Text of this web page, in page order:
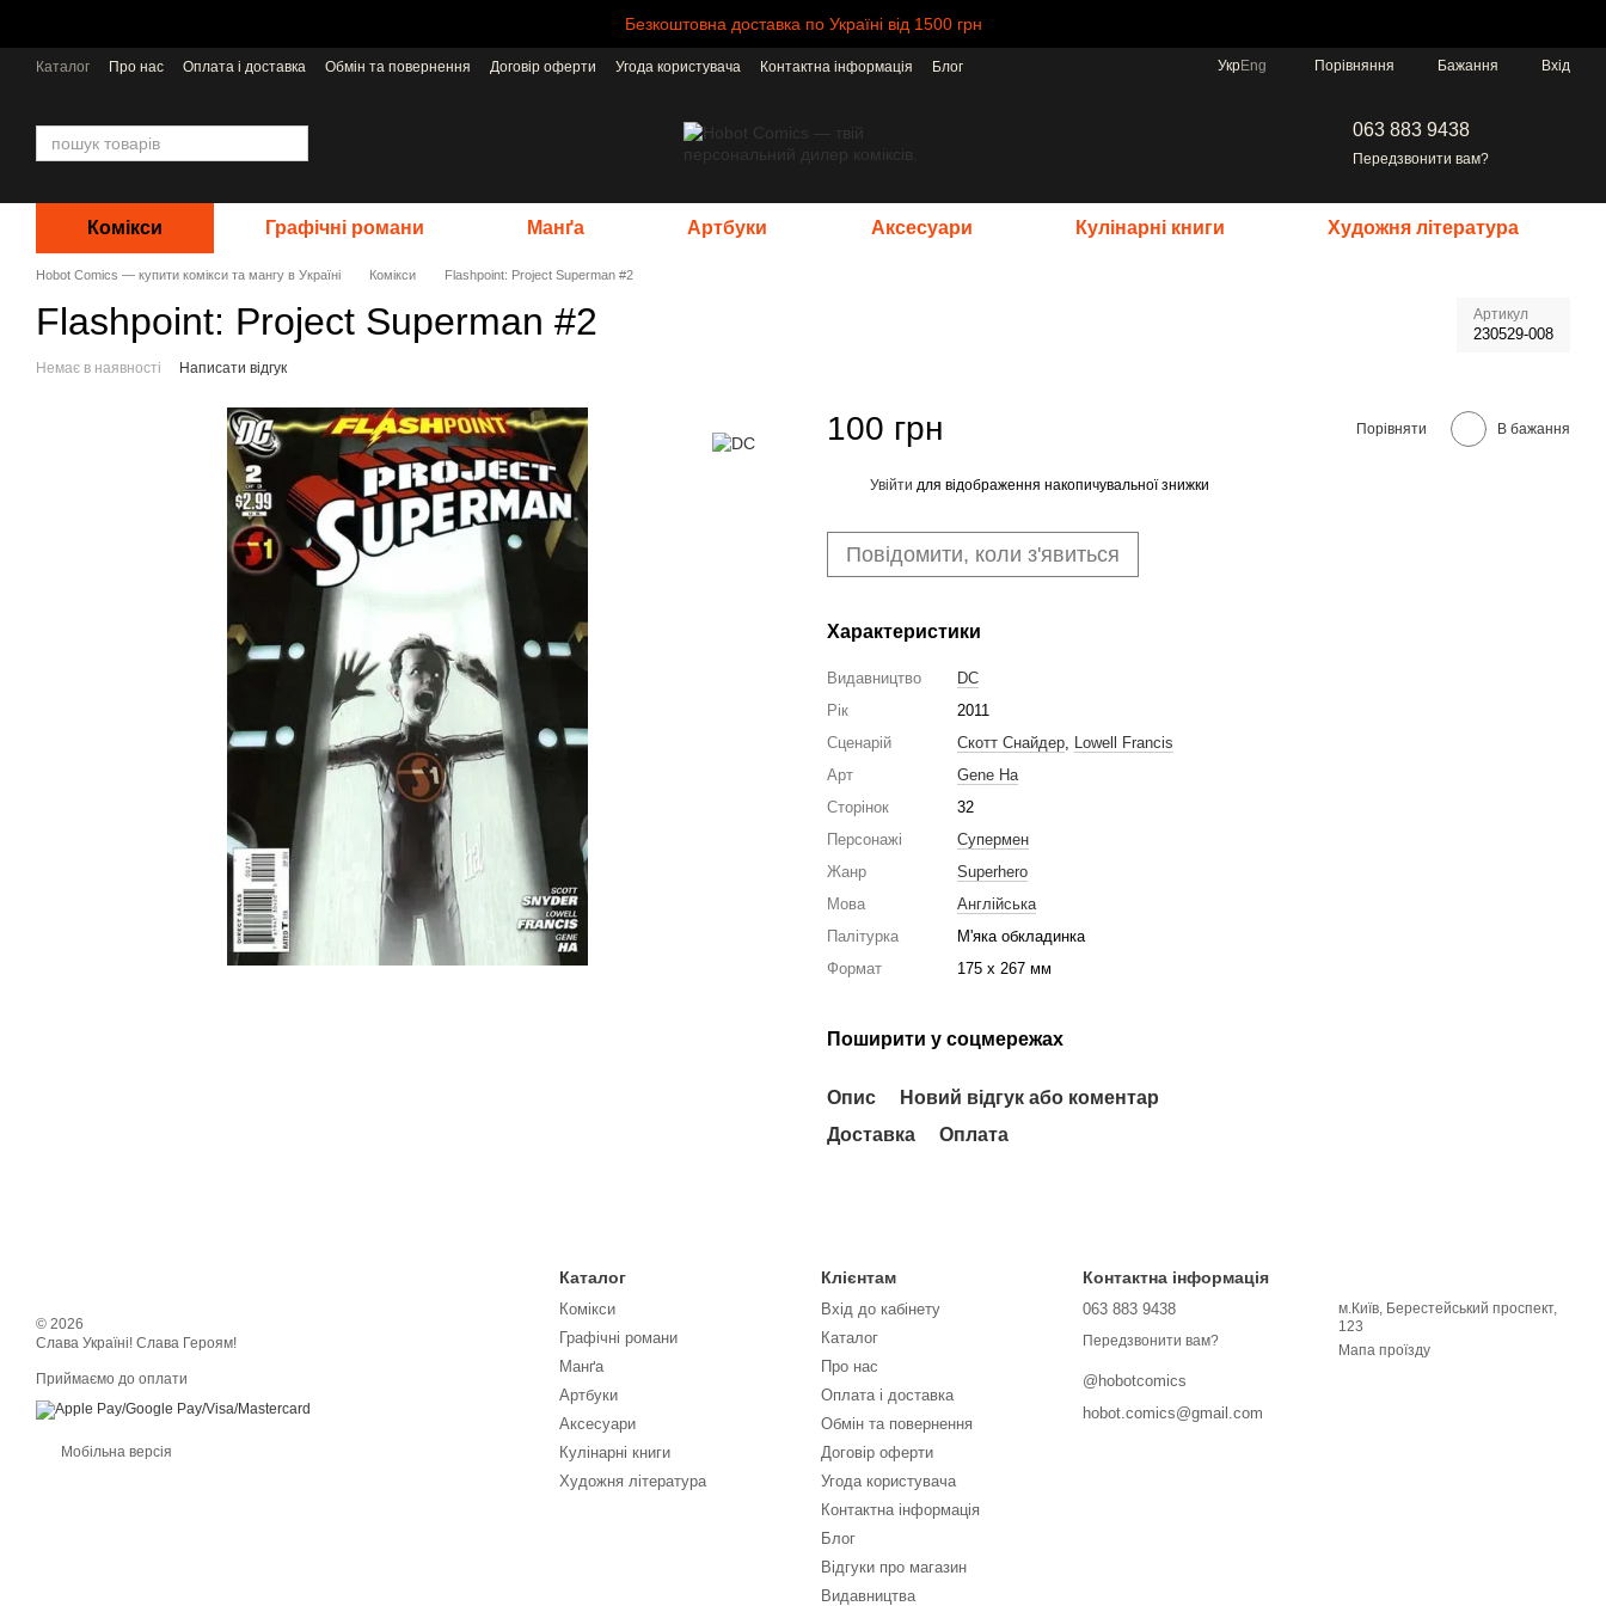
Безкоштовна доставка по Україні від 1500 грн
Каталог Про нас Оплата і доставка Обмін та повернення Договір оферти Угода користувача Контактна інформація
Блог
УкрEng Порівняння Бажання Вхід
063 883 9438
Передзвонити вам?
Комікси Графічні романи Манґа Артбуки Аксесуари Кулінарні книги Художня література
Hobot Comics — купити комікси та мангу в Україні Комікси Flashpoint: Project Superman #2
Flashpoint: Project Superman #2 Артикул
230529-008
Немає в наявності Написати відгук
100 грн Порівняти В бажання
Увійти для відображення накопичувальної знижки
Повідомити, коли з'явиться
Характеристики
Видавництво
DC
Рік
2011
Сценарій
Скотт Снайдер, Lowell Francis
Арт
Gene Ha
Сторінок
32
Персонажі
Супермен
Жанр
Superhero
Мова
Англійська
Палітурка
М'яка обкладинка
Формат
175 x 267 мм
Поширити у соцмережах
Опис
Новий відгук або коментар
Доставка
Оплата
© 2026
Слава Україні! Слава Героям!
Приймаємо до оплати
Мобільна версія
Каталог
Комікси
Графічні романи
Манґа
Артбуки
Аксесуари
Кулінарні книги
Художня література
Клієнтам
Вхід до кабінету
Каталог
Про нас
Оплата і доставка
Обмін та повернення
Договір оферти
Угода користувача
Контактна інформація
Блог
Відгуки про магазин
Видавництва
Контактна інформація
063 883 9438
Передзвонити вам?
@hobotcomics
hobot.comics@gmail.com
м.Київ, Берестейський проспект,
123
Мапа проїзду